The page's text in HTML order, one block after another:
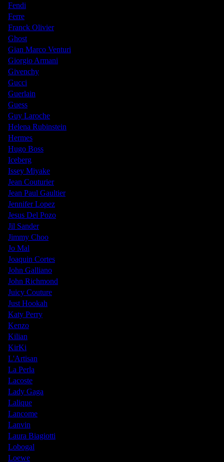
Fendi
Ferre
Franck Olivier
Ghost
Gian Marco Venturi
Giorgio Armani
Givenchy
Gucci
Guerlain
Guess
Guy Laroche
Helena Rubinstein
Hermes
Hugo Boss
Iceberg
Issey Miyake
Jean Couturier
Jean Paul Gaultier
Jennifer Lopez
Jesus Del Pozo
Jil Sander
Jimmy Choo
Jo Mal
Joaquin Cortes
John Galliano
John Richmond
Juicy Couture
Just Hookah
Katy Perry
Kenzo
Kilian
KirKi
L'Artisan
La Perla
Lacoste
Lady Gaga
Lalique
Lancome
Lanvin
Laura Biagiotti
Lobogal
Loewe